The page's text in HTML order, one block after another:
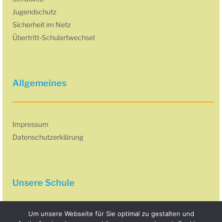
Jugendschutz
Sicherheit im Netz
Übertritt-Schulartwechsel
Allgemeines
Impressum
Datenschutzerklärung
Unsere Schule
Um unsere Webseite für Sie optimal zu gestalten und